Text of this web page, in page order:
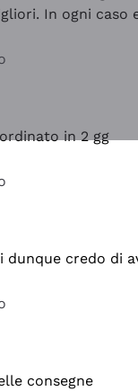
In ogni caso
in 2 gg
dunque credo di
consegne